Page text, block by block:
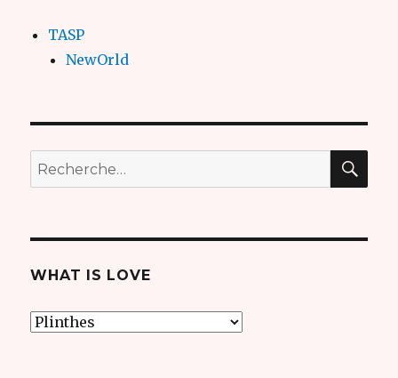
TASP
NewOrld
Recherche
pour
WHAT IS LOVE
what